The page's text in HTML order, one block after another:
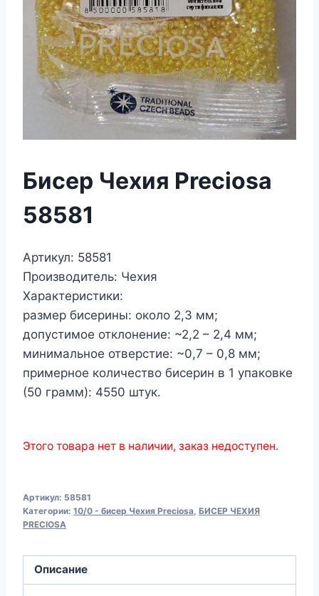
Бисер Чехия Preciosa
58581
Артикул: 58581
Производитель: Чехия
Характеристики:
размер бисерины: около 2,3 мм;
допустимое отклонение: ~2,2 – 2,4 мм;
минимальное отверстие: ~0,7 – 0,8 мм;
примерное количество бисерин в 1 упаковке
(50 грамм): 4550 штук.
Этого товара нет в наличии, заказ недоступен.
Артикул: 58581
Категории: 10/0 - бисер Чехия Preciosa БИСЕР ЧЕХИЯ
PRECIOSA
Описание